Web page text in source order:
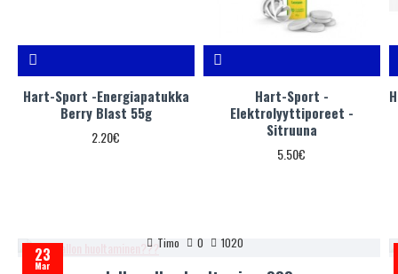
Hart-Sport -Energiapatukka
Berry Blast 55g
2.20€
Hart-Sport -
Elektrolyyttiporeet -
Sitruuna
5.50€
23
Mar
Timo 0 1020